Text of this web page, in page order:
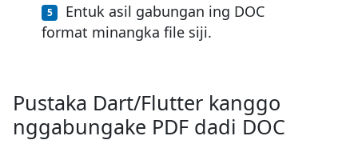
Entuk asil gabungan ing DOC
format minangka file siji.
Pustaka Dart/Flutter kanggo
nggabungake PDF dadi DOC